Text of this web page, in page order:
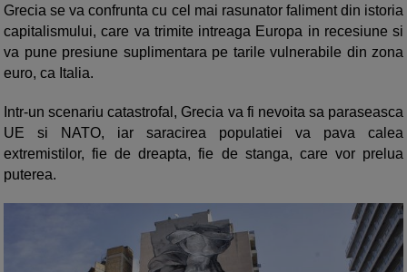
Grecia se va confrunta cu cel mai rasunator faliment din istoria
capitalismului, care va trimite intreaga Europa in recesiune si
va pune presiune suplimentara pe tarile vulnerabile din zona
euro, ca Italia.
Intr-un scenariu catastrofal, Grecia va fi nevoita sa paraseasca
UE si NATO, iar saracirea populatiei va pava calea
extremistilor, fie de dreapta, fie de stanga, care vor prelua
puterea.